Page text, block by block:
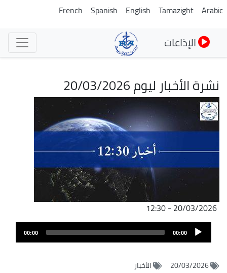
تجاوز
Arabic
Tamazight
English
Spanish
French
الإذاعات
نشرة الأخبار ليوم 20/03/2026
الصورة
20/03/2026 - 12:30
ملف
الصوت
Audio
Player
00:00
00:00
20/03/2026 الأخبار